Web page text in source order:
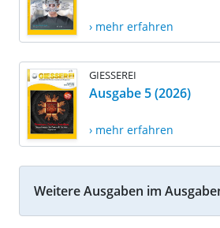
› mehr erfahren
GIESSEREI
Ausgabe 5 (2026)
› mehr erfahren
Weitere Ausgaben im